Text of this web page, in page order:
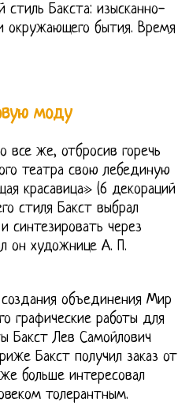
Бакста: изысканно-
окружающего бытия. Время
моду
все же, отбросив горечь
театра свою лебединую
красавица» (6 декораций
стиля Бакст выбрал
синтезировать через
он художнице А. П.
объединения Мир
графические работы для
Бакст Лев Самойлович
Бакст получил заказ от
больше интересовал
толерантным.